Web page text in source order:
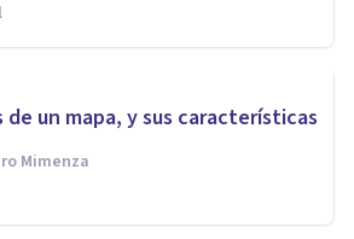
un mapa, y sus características
Mimenza
Quintero:
este pedagogo y